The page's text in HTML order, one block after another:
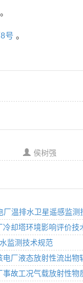
号 。
侯树强
温排水卫星遥感监测
却塔环境影响评价技
监测技术规范
厂液态放射性流出物
故工况气载放射性